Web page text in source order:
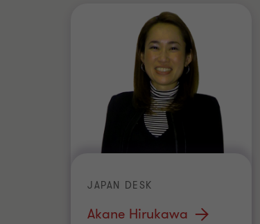
Akane Hirukawa
JAPAN DESK